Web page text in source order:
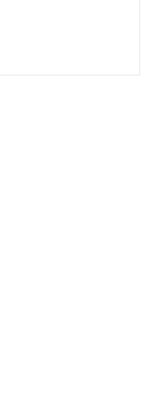
কমিটি